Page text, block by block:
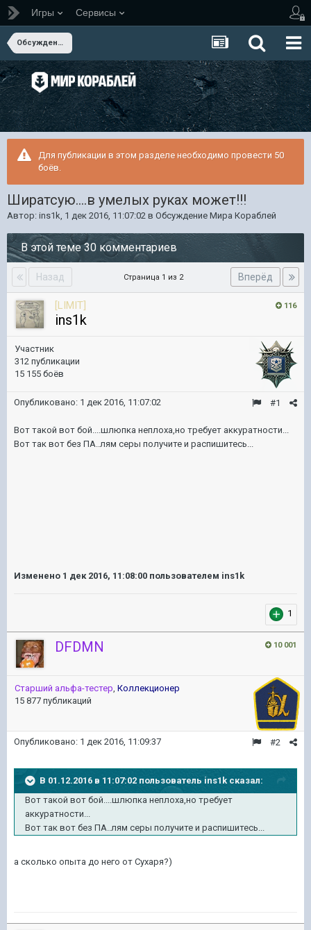
Игры Сервисы
Обсуждение Мира Кораблей
Для публикации в этом разделе необходимо провести 50
боёв.
Ширатсую....в умелых руках может!!!
Автор: ins1k, 1 дек 2016, 11:07:02 в Обсуждение Мира Кораблей
В этой теме 30 комментариев
Назад Вперёд
Страница 1 из 2
116
[LIMIT]
ins1k
Участник
312 публикации
15 155 боёв
#1
Опубликовано: 1 дек 2016, 11:07:02
Вот такой вот бой....шлюпка неплоха,но требует аккуратности...
Вот так вот без ПА..лям серы получите и распишитесь...
Изменено 1 дек 2016, 11:08:00 пользователем ins1k
1
10 001
DFDMN
Старший альфа-тестер, Коллекционер
15 877 публикаций
#2
Опубликовано: 1 дек 2016, 11:09:37
В 01.12.2016 в 11:07:02 пользователь ins1k сказал:
Вот такой вот бой....шлюпка неплоха,но требует
аккуратности...
Вот так вот без ПА..лям серы получите и распишитесь...
а сколько опыта до него от Сухаря?)